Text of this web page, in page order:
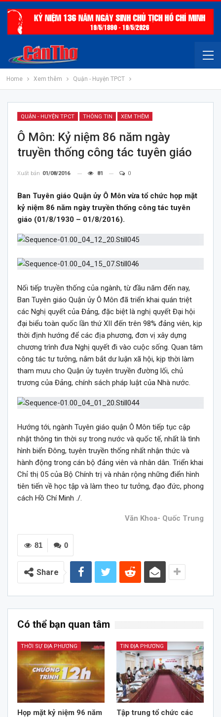
Home Xem thêm Quận - Huyện TPCT
QUẬN - HUYỆN TPCT THÔNG TIN XEM THÊM
Ô Môn: Kỷ niệm 86 năm ngày
truyền thống công tác tuyên giáo
Xuất bản 01/08/2016 81 0
Ban Tuyên giáo Quận ủy Ô Môn vừa tổ chức họp mặt
kỷ niệm 86 năm ngày truyền thống công tác tuyên
giáo (01/8/1930 – 01/8/2016).
Nối tiếp truyền thống của ngành, từ đầu năm đến nay,
Ban Tuyên giáo Quận ủy Ô Môn đã triển khai quán triệt
các Nghị quyết của Đảng, đặc biệt là nghị quyết Đại hội
đại biểu toàn quốc lần thứ XII đến trên 98% đảng viên, kịp
thời định hướng để các địa phương, đơn vị xây dựng
chương trình đưa Nghị quyết đi vào cuộc sống. Quan tâm
công tác tư tưởng, nắm bắt dư luận xã hội, kịp thời làm
tham mưu cho Quận ủy tuyên truyền đường lối, chủ
trương của Đảng, chính sách pháp luật của Nhà nước.
Hướng tới, ngành Tuyên giáo quận Ô Môn tiếp tục cập
nhật thông tin thời sự trong nước và quốc tế, nhất là tình
hình biển Đông, tuyên truyền thống nhất nhận thức và
hành động trong cán bộ đảng viên và nhân dân. Triển khai
Chỉ thị 05 của Bộ Chính trị và nhân rộng những điển hình
tiên tiến về học tập và làm theo tư tưởng, đạo đức, phong
cách Hồ Chí Minh ./.
Văn Khoa- Quốc Trung
0
81
Share
Có thể bạn quan tâm
THỜI SỰ ĐỊA PHƯƠNG
Họp mặt kỷ niệm 96 năm
TIN ĐỊA PHƯƠNG
Tập trung tổ chức các